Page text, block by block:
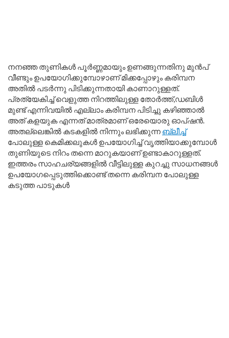
നനഞ്ഞ തുണികൾ പൂർണ്ണമായും ഉണങ്ങുന്നതിനു മുൻപ്
വീണ്ടും ഉപയോഗിക്കുമ്പോഴാണ് മിക്കപ്പോഴും കരിമ്പന
അതിൽ പടർന്നു പിടിക്കുന്നതായി കാണാറുള്ളത്.
പ്രത്യേകിച്ച് വെളുത്ത നിറത്തിലുള്ള തോർത്ത്,ഡബിൾ
മുണ്ട് എന്നിവയിൽ എല്ലാം കരിമ്പന പിടിച്ചു കഴിഞ്ഞാൽ
അത് കളയുക എന്നത് മാത്രമാണ് ഒരേയൊരു ഓപ്ഷൻ.
അതല്ലെങ്കിൽ കടകളിൽ നിന്നും ലഭിക്കുന്ന ബ്ലീച്ച്
പോലുള്ള കെമിക്കലുകൾ ഉപയോഗിച്ച് വൃത്തിയാക്കുമ്പോൾ
തുണിയുടെ നിറം തന്നെ മാറുകയാണ് ഉണ്ടാകാറുള്ളത്.
ഇത്തരം സാഹചര്യങ്ങളിൽ വീട്ടിലുള്ള കുറച്ചു സാധനങ്ങൾ
ഉപയോഗപ്പെടുത്തിക്കൊണ്ട് തന്നെ കരിമ്പന പോലുള്ള
കടുത്ത പാടുകൾ